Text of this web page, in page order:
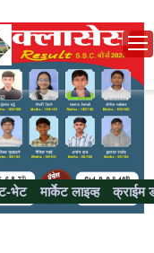
भेट मार्केट लाइव्ह क्राईम